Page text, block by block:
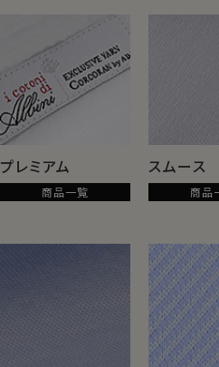
プレミアムコッ
イタリア紡績
世界の綿の生産量の3％しか
ミアムコットン(超長綿)。その
さらに希少種のスーピマ綿コ
のみを使用。
高級生地で有名なイタリア
アイコットー二社で紡績し
ト糸を使用した生地。
群を抜く上質感と肌ざわり
プレミアム
商品一覧
スムース
商品